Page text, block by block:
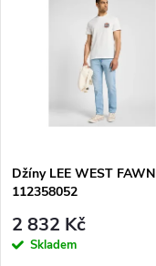
Džíny LEE WEST FAWN
112358052
2 832 Kč
Skladem